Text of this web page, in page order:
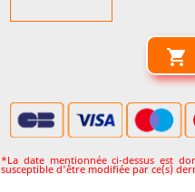

*La date mentionnée ci-dessus est
susceptible d'être modifiée par ce(s)